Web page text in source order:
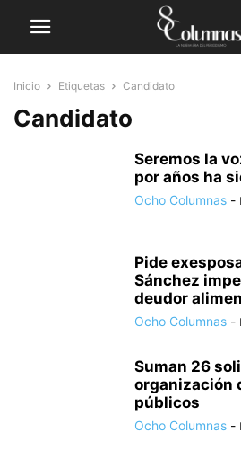
Inicio Etiquetas Candidato
Candidato
Seremos la
por años ha
Ocho Columnas -
Pide
Sánchez
deudor
Ocho Columnas -
Suman 26
organización
públicos
Ocho Columnas -